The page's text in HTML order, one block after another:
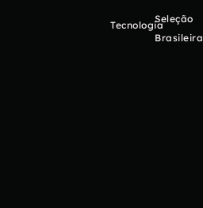
Tecnologia
Seleção
Brasileira